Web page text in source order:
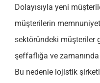
Dolayısıyla yeni
müşterilerin
sektöründeki müşteriler
şeffaflığa ve
Bu nedenle lojistik